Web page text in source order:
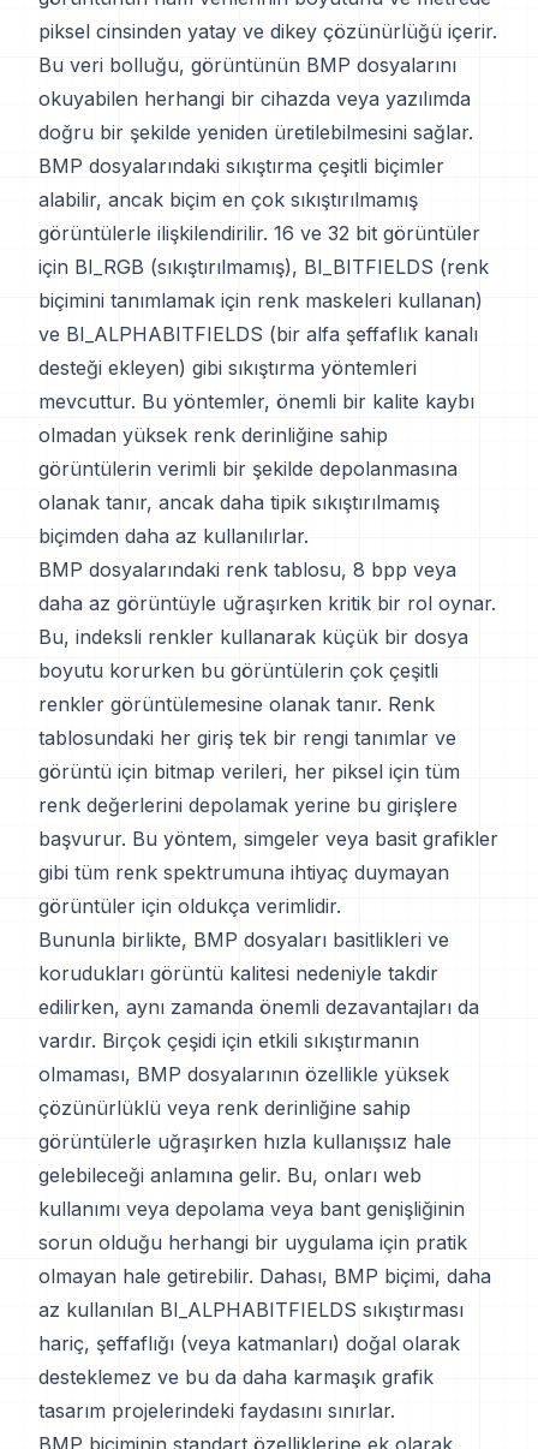
piksel cinsinden yatay ve dikey çözünürlüğü içerir.
Bu veri bolluğu, görüntünün BMP dosyalarını
okuyabilen herhangi bir cihazda veya yazılımda
doğru bir şekilde yeniden üretilebilmesini sağlar.
BMP dosyalarındaki sıkıştırma çeşitli biçimler
alabilir, ancak biçim en çok sıkıştırılmamış
görüntülerle ilişkilendirilir. 16 ve 32 bit görüntüler
için BI_RGB (sıkıştırılmamış), BI_BITFIELDS (renk
biçimini tanımlamak için renk maskeleri kullanan)
ve BI_ALPHABITFIELDS (bir alfa şeffaflık kanalı
desteği ekleyen) gibi sıkıştırma yöntemleri
mevcuttur. Bu yöntemler, önemli bir kalite kaybı
olmadan yüksek renk derinliğine sahip
görüntülerin verimli bir şekilde depolanmasına
olanak tanır, ancak daha tipik sıkıştırılmamış
biçimden daha az kullanılırlar.
BMP dosyalarındaki renk tablosu, 8 bpp veya
daha az görüntüyle uğraşırken kritik bir rol oynar.
Bu, indeksli renkler kullanarak küçük bir dosya
boyutu korurken bu görüntülerin çok çeşitli
renkler görüntülemesine olanak tanır. Renk
tablosundaki her giriş tek bir rengi tanımlar ve
görüntü için bitmap verileri, her piksel için tüm
renk değerlerini depolamak yerine bu girişlere
başvurur. Bu yöntem, simgeler veya basit grafikler
gibi tüm renk spektrumuna ihtiyaç duymayan
görüntüler için oldukça verimlidir.
Bununla birlikte, BMP dosyaları basitlikleri ve
korudukları görüntü kalitesi nedeniyle takdir
edilirken, aynı zamanda önemli dezavantajları da
vardır. Birçok çeşidi için etkili sıkıştırmanın
olmaması, BMP dosyalarının özellikle yüksek
çözünürlüklü veya renk derinliğine sahip
görüntülerle uğraşırken hızla kullanışsız hale
gelebileceği anlamına gelir. Bu, onları web
kullanımı veya depolama veya bant genişliğinin
sorun olduğu herhangi bir uygulama için pratik
olmayan hale getirebilir. Dahası, BMP biçimi, daha
az kullanılan BI_ALPHABITFIELDS sıkıştırması
hariç, şeffaflığı (veya katmanları) doğal olarak
desteklemez ve bu da daha karmaşık grafik
tasarım projelerindeki faydasını sınırlar.
BMP biçiminin standart özelliklerine ek olarak,